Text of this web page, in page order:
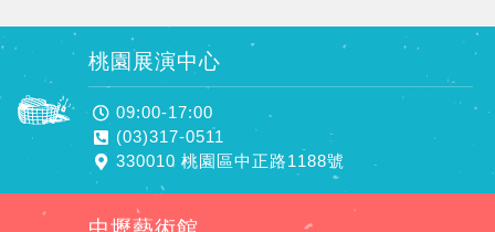
桃園展演中心
09:00-17:00
(03)317-0511
330010 桃園區中正路1188號